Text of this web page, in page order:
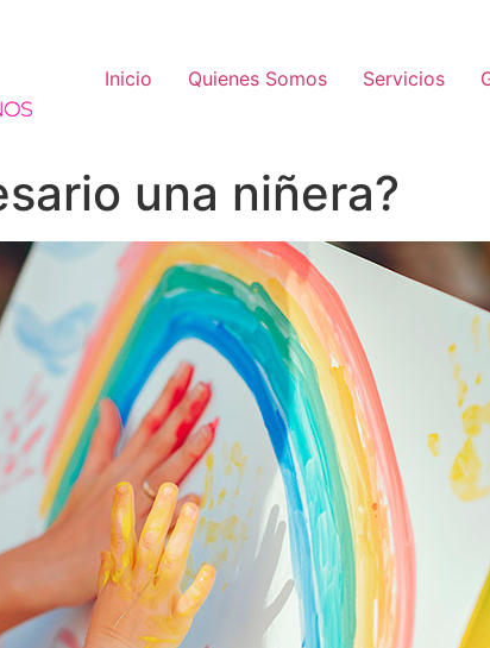
Inicio Quienes Somos Servicios
una niñera?